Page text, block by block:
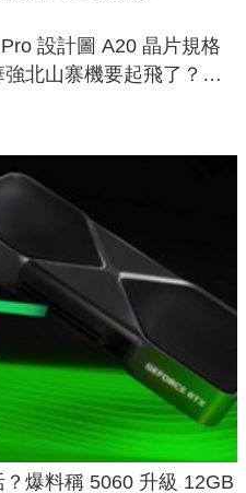
設計圖 A20 晶片規格
北山寨機要起飛了？專
爆料稱 5060 升級 12GB